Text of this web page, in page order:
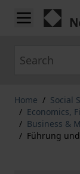
Skip to Content
Home / Social
/ Economics,
/ Business &
/ Führung